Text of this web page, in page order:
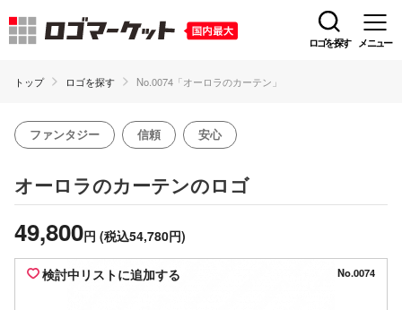
ロゴを探す メニュー
トップ ロゴを探す No.0074「オーロラのカーテン」
ファンタジー 信頼 安心
オーロラのカーテンのロゴ
49,800円 (税込54,780円)
検討中リストに追加する No.0074